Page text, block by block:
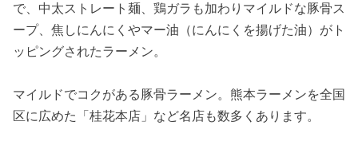
で、中太ストレート麺、鶏ガラも加わりマイルドな豚骨ス
ープ、焦しにんにくやマー油（にんにくを揚げた油）がト
ッピングされたラーメン。
マイルドでコクがある豚骨ラーメン。熊本ラーメンを全国
区に広めた「桂花本店」など名店も数多くあります。